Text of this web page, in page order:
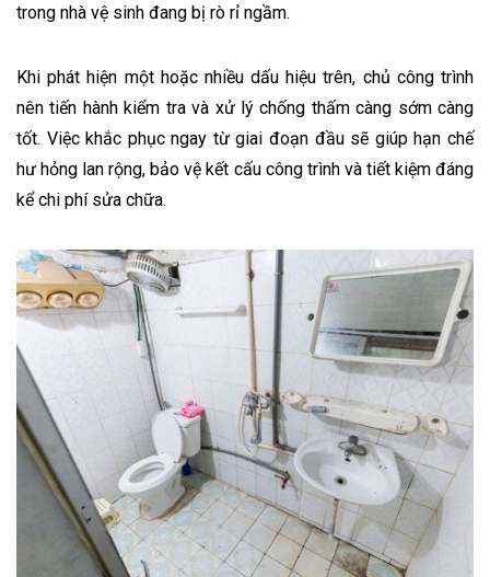
trong nhà vệ sinh đang bị rò rỉ ngầm.
Khi phát hiện một hoặc nhiều dấu hiệu trên, chủ công trình
nên tiến hành kiểm tra và xử lý chống thấm càng sớm càng
tốt. Việc khắc phục ngay từ giai đoạn đầu sẽ giúp hạn chế
hư hỏng lan rộng, bảo vệ kết cấu công trình và tiết kiệm đáng
kể chi phí sửa chữa.